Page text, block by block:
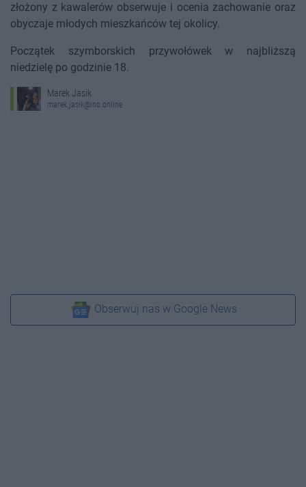
złożony z kawalerów obserwuje i ocenia zachowanie oraz
obyczaje młodych mieszkańców tej okolicy.
Początek szymborskich przywołówek w najbliższą
niedzielę po godzinie 18.
Marek Jasik
marek.jasik@ino.online
Obserwuj nas w Google News